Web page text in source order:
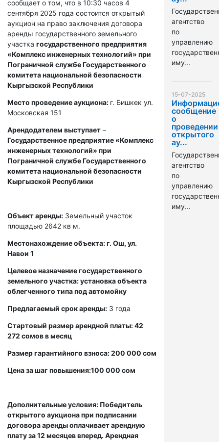
сообщает о том, что в 10:30 часов 4
сентября 2025 года состоится открытый
аукцион на право заключения договора
аренды государственного земельного
участка государственного предприятия
«Комплекс инженерных технологий» при
Пограничной службе Государственного
комитета национальной безопасности
Кыргызской Республики
Место проведение аукциона: г. Бишкек ул.
Московская 151
Арендодателем выступает –
Государственное предприятие «Комплекс
инженерных технологий» при
Пограничной службе Государственного
комитета национальной безопасности
Кыргызской Республики
Объект аренды: Земельный участок
площадью 2642 кв м.
Местонахождение объекта: г. Ош, ул.
Навои 1
Целевое назначение государственного
земельного участка: установка объекта
облегченного типа под автомойку
Предлагаемый срок аренды: 3 года
Стартовый размер арендной платы: 42
272 сомов в месяц
Размер гарантийного взноса: 200 000 сом
Цена за шаг повышения:100 000 сом
Дополнительные условия: Победитель
открытого аукциона при подписании
договора аренды оплачивает арендную
плату за 12 месяцев вперед. Арендная
агентство
по
управлению
иму...
15-07-2025
сообщение
о
проведении
открытого
ау...
агентство
по
управлению
иму...